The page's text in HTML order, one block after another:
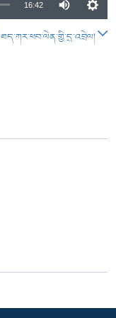
16:42
ཐད་ཀར་ཕབ་ལེན་གྱི་དྲ་འབྲེལ།